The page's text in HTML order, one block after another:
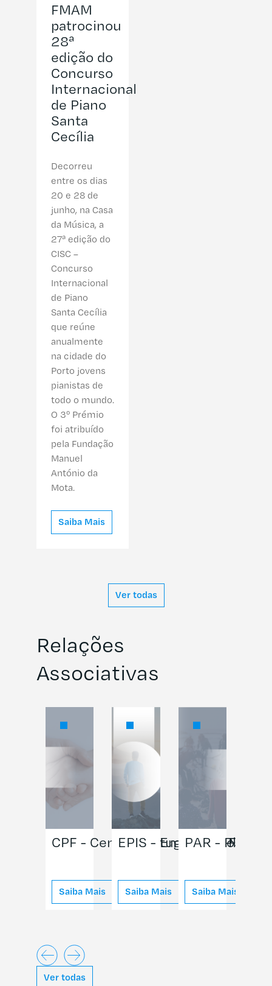
FMAM
patrocinou
28ª
edição do
Concurso
Internacional
de Piano
Santa
Cecília
Decorreu
entre os dias
20 e 28 de
junho, na Casa
da Música, a
27ª edição do
CISC –
Concurso
Internacional
de Piano
Santa Cecília
que reúne
anualmente
na cidade do
Porto jovens
pianistas de
todo o mundo.
O 3º Prémio
foi atribuído
pela Fundação
Manuel
António da
Mota.
Saiba Mais
Ver todas
Relações
Associativas
CPF - Centro Português do
Saiba Mais
EPIS - Empresários
Saiba Mais
PAR -
Saiba Mais
Ver todas